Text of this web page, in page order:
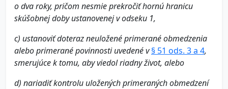
o dva roky, pričom nesmie prekročiť hornú hranicu
skúšobnej doby ustanovenej v odseku 1,
c) ustanoviť doteraz neuložené primerané obmedzenia
alebo primerané povinnosti uvedené v§ 51 ods. 3 a 4,
smerujúce k tomu, aby viedol riadny život, alebo
d) nariadiť kontrolu uložených primeraných obmedzení